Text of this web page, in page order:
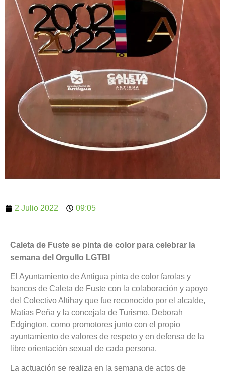
2 Julio 2022 09:05
Caleta de Fuste se pinta de color para celebrar la
semana del Orgullo LGTBI
El Ayuntamiento de Antigua pinta de color farolas y
bancos de Caleta de Fuste con la colaboración y apoyo
del Colectivo Altihay que fue reconocido por el alcalde,
Matías Peña y la concejala de Turismo, Deborah
Edgington, como promotores junto con el propio
ayuntamiento de valores de respeto y en defensa de la
libre orientación sexual de cada persona.
La actuación se realiza en la semana de actos de